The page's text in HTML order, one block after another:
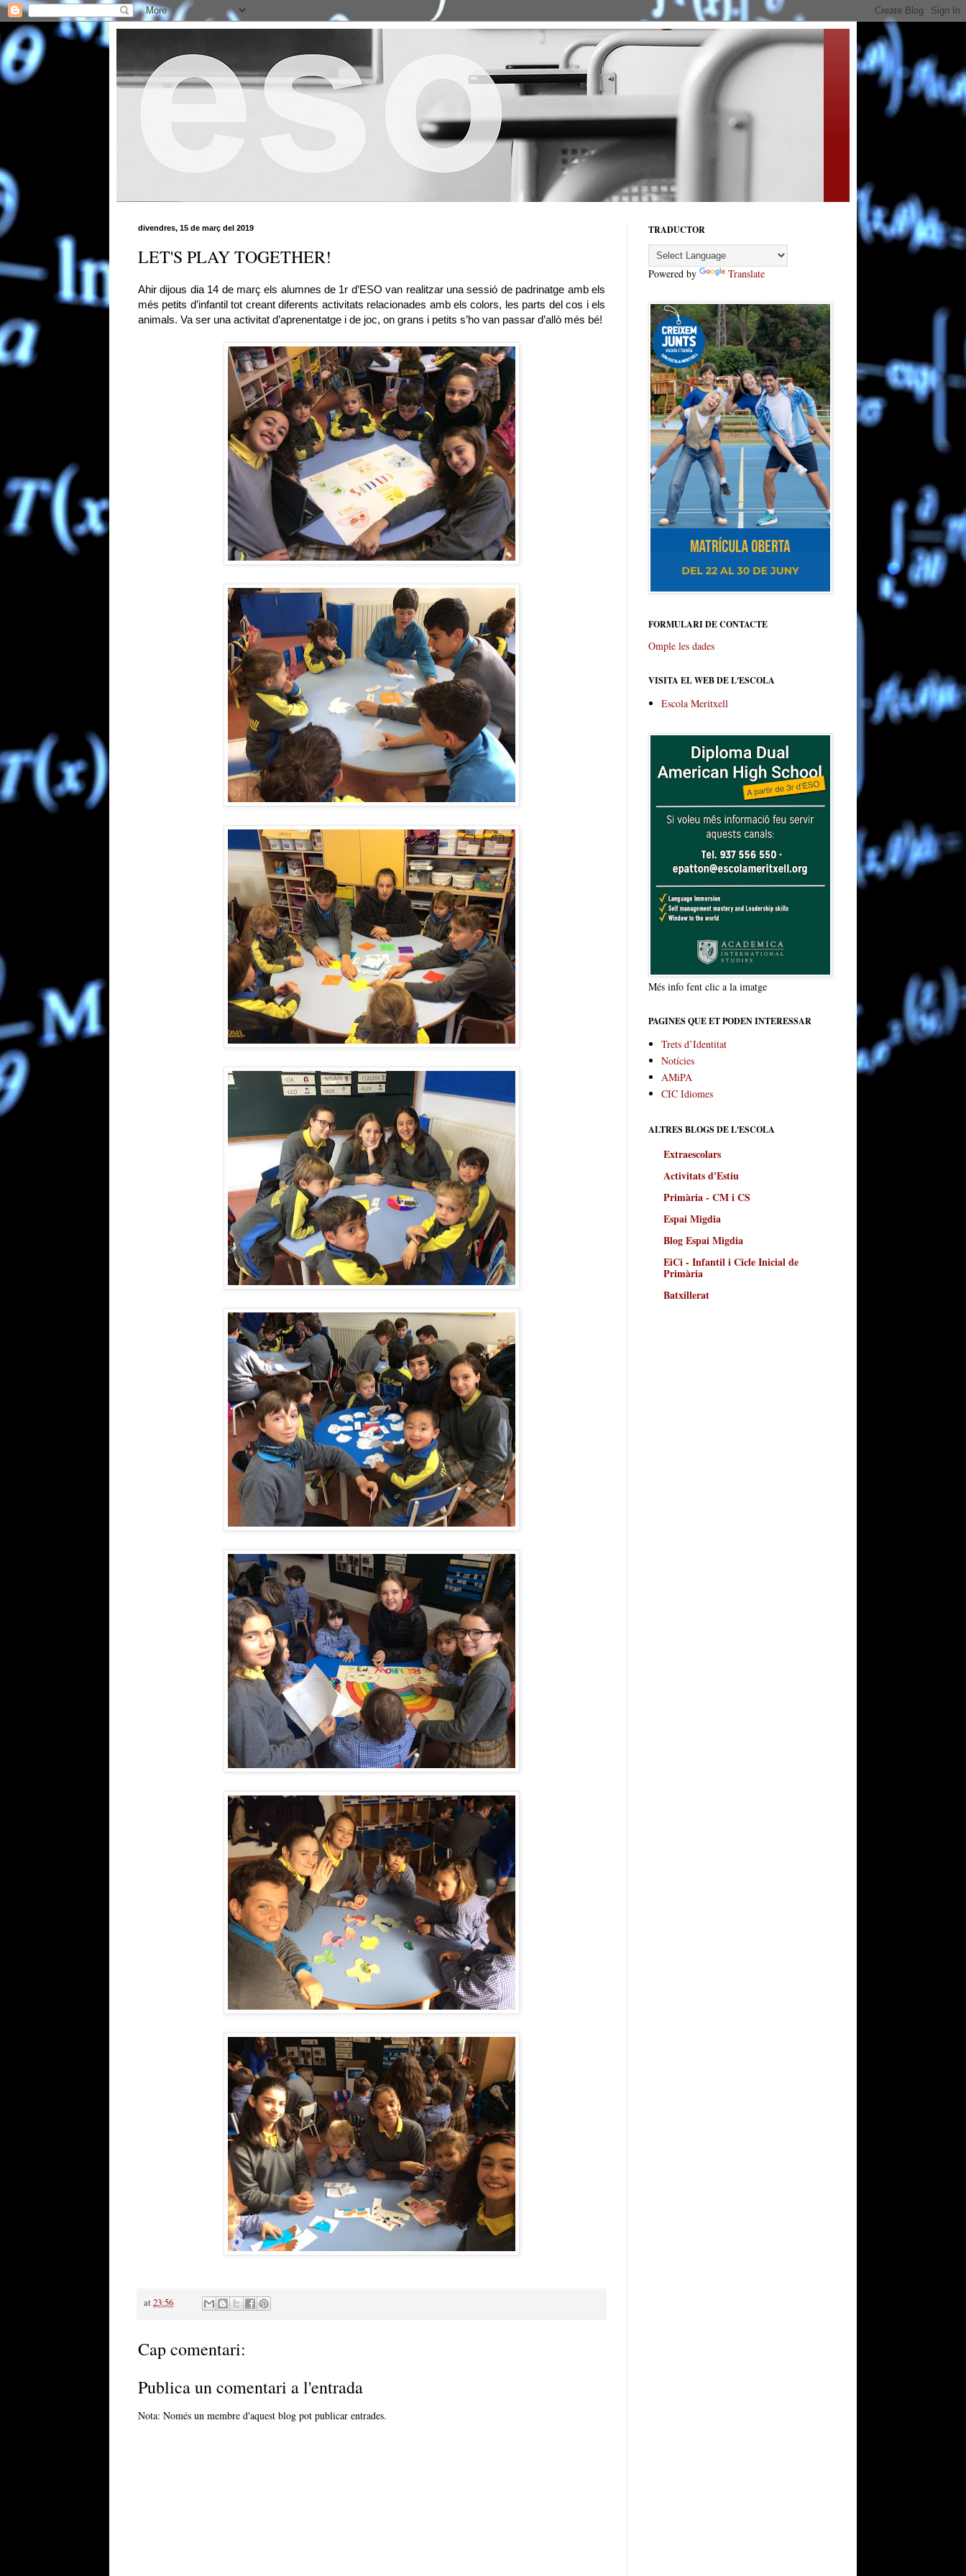
divendres, 15 de març del 2019
LET'S PLAY TOGETHER!
Ahir dijous dia 14 de març els alumnes de 1r d’ESO van realitzar una sessió de padrinatge amb els
més petits d’infantil tot creant diferents activitats relacionades amb els colors, les parts del cos i els
animals. Va ser una activitat d’aprenentatge i de joc, on grans i petits s’ho van passar d’allò més bé!
at23:56
Cap comentari:
Publica un comentari a l'entrada
Nota: Només un membre d'aquest blog pot publicar entrades.
TRADUCTOR
Powered by Translate
FORMULARI DE CONTACTE
Omple les dades
VISITA EL WEB DE L'ESCOLA
Escola Meritxell
Més info fent clic a la imatge
PAGINES QUE ET PODEN INTERESSAR
Trets d’Identitat
Notícies
AMiPA
CIC Idiomes
ALTRES BLOGS DE L'ESCOLA
Extraescolars
Activitats d'Estiu
Primària - CM i CS
Espai Migdia
Blog Espai Migdia
EiCi - Infantil i Cicle Inicial de
Primària
Batxillerat